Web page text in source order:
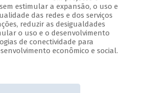
estimular a expansão, o uso e
das redes e dos serviços
reduzir as desigualdades
o uso e o desenvolvimento
de conectividade para
econômico e social.